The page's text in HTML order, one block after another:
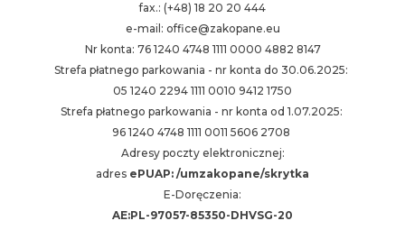
fax.: (+48) 18 20 20 444
e-mail: office@zakopane.eu
Nr konta: 76 1240 4748 1111 0000 4882 8147
Strefa płatnego parkowania - nr konta do 30.06.2025:
05 1240 2294 1111 0010 9412 1750
Strefa płatnego parkowania - nr konta od 1.07.2025:
96 1240 4748 1111 0011 5606 2708
Adresy poczty elektronicznej:
adres ePUAP: /umzakopane/skrytka
E-Doręczenia:
AE:PL-97057-85350-DHVSG-20